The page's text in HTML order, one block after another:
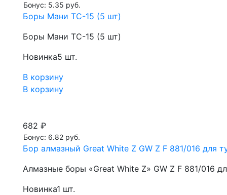
Бонус: 5.35 руб.
Боры Мани TC-15 (5 шт)
Боры Мани TC-15 (5 шт)
Новинка5 шт.
В корзину
В корзину
682 ₽
Бонус: 6.82 руб.
Бор алмазный Great White Z GW Z F 881/016 для
Алмазные боры «Great White Z» GW Z F 881/016
Новинка1 шт.